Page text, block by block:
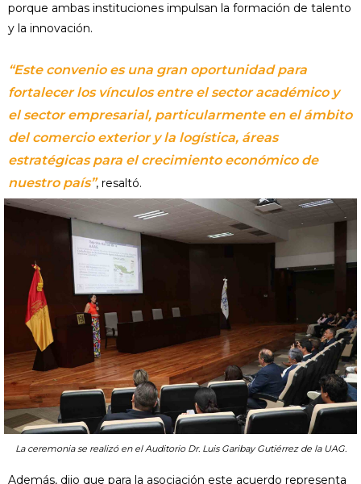
porque ambas instituciones impulsan la formación de talento
y la innovación.
“Este convenio es una gran oportunidad para
fortalecer los vínculos entre el sector académico y
el sector empresarial, particularmente en el ámbito
del comercio exterior y la logística, áreas
estratégicas para el crecimiento económico de
nuestro país”, resaltó.
La ceremonia se realizó en el Auditorio Dr. Luis Garibay Gutiérrez de la UAG.
Además, dijo que para la asociación este acuerdo representa